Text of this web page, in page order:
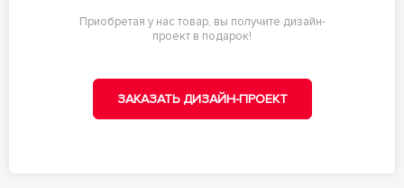
Приобретая у нас товар, вы получите дизайн-
проект в подарок!
ЗАКАЗАТЬ ДИЗАЙН-ПРОЕКТ